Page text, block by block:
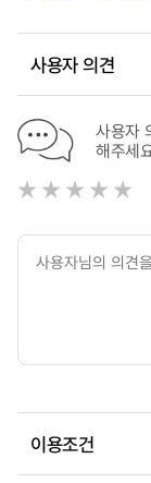
Education
사용자 의견
사용자
해주세
이용조건